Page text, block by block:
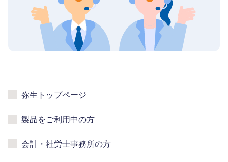
弥生トップページ
製品をご利用中の方
会計・社労士事務所の方